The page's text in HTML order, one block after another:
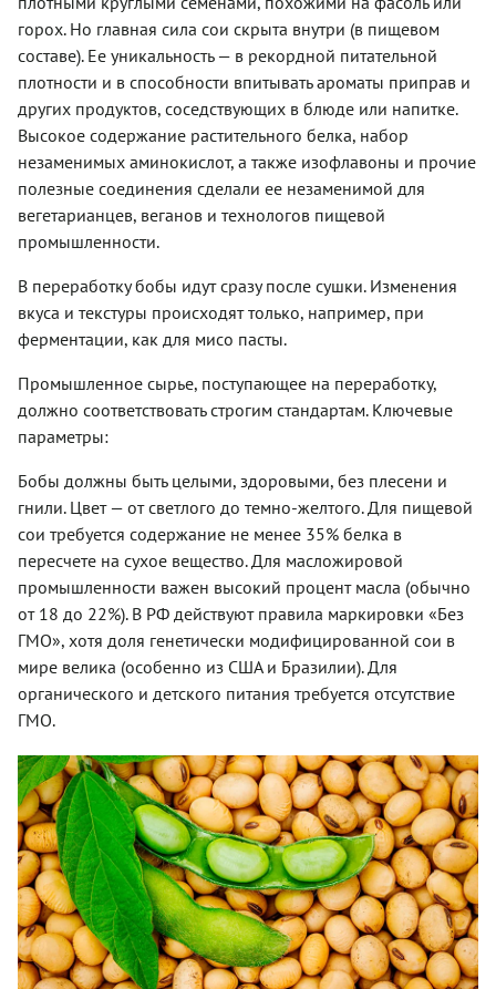
горох. Но главная сила сои скрыта внутри (в пищевом
составе). Ее уникальность — в рекордной питательной
плотности и в способности впитывать ароматы приправ и
других продуктов, соседствующих в блюде или напитке.
Высокое содержание растительного белка, набор
незаменимых аминокислот, а также изофлавоны и прочие
полезные соединения сделали ее незаменимой для
вегетарианцев, веганов и технологов пищевой
промышленности.
В переработку бобы идут сразу после сушки. Изменения
вкуса и текстуры происходят только, например, при
ферментации, как для мисо пасты.
Промышленное сырье, поступающее на переработку,
должно соответствовать строгим стандартам. Ключевые
параметры:
Бобы должны быть целыми, здоровыми, без плесени и
гнили. Цвет — от светлого до темно-желтого. Для пищевой
сои требуется содержание не менее 35% белка в
пересчете на сухое вещество. Для масложировой
промышленности важен высокий процент масла (обычно
от 18 до 22%). В РФ действуют правила маркировки «Без
ГМО», хотя доля генетически модифицированной сои в
мире велика (особенно из США и Бразилии). Для
органического и детского питания требуется отсутствие
ГМО.